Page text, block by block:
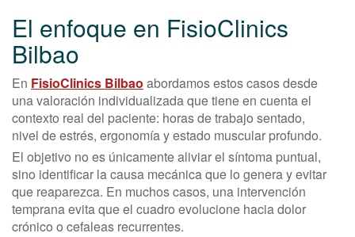
El enfoque en FisioClinics
Bilbao
En FisioClinics Bilbao abordamos estos casos desde
una valoración individualizada que tiene en cuenta el
contexto real del paciente: horas de trabajo sentado,
nivel de estrés, ergonomía y estado muscular profundo.
El objetivo no es únicamente aliviar el síntoma puntual,
sino identificar la causa mecánica que lo genera y evitar
que reaparezca. En muchos casos, una intervención
temprana evita que el cuadro evolucione hacia dolor
crónico o cefaleas recurrentes.